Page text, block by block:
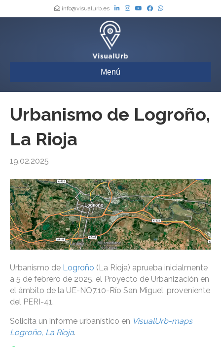
info@visualurb.es
Menú
Urbanismo de Logroño,
La Rioja
19.02.2025
Urbanismo de Logroño (La Rioja) aprueba inicialmente
a 5 de febrero de 2025, el Proyecto de Urbanización en
el ámbito de la UE-NO7.10-Río San Miguel, proveniente
del PERI-41.
Solicita un informe urbanístico en VisualUrb-maps
Logroño, La Rioja.